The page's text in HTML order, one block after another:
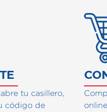
Cómo
tu casillero,
código de